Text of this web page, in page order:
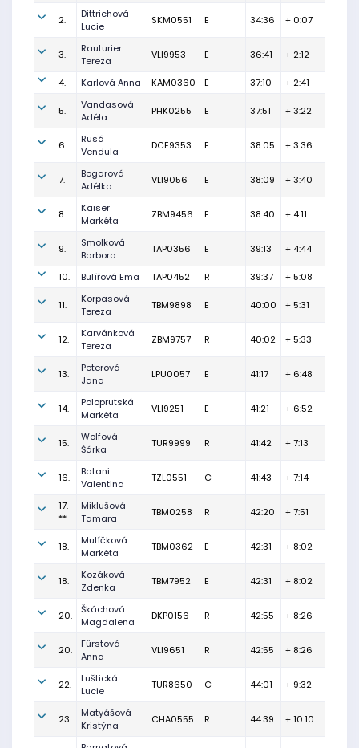
2.
Dittrichová
Lucie
SKM0551 E 34:36 + 0:07
3.
Rauturier
Tereza
VLI9953 E 36:41 + 2:12
4. Karlová Anna KAM0360 E 37:10 + 2:41
5.
Vandasová
Adéla
PHK0255 E 37:51 + 3:22
6.
Rusá
Vendula
DCE9353 E 38:05 + 3:36
7.
Bogarová
Adélka
VLI9056 E 38:09 + 3:40
8.
Kaiser
Markéta
ZBM9456 E 38:40 + 4:11
9.
Smolková
Barbora
TAP0356 E 39:13 + 4:44
10. Bulířová Ema TAP0452 R 39:37 + 5:08
11.
Korpasová
Tereza
TBM9898 E 40:00 + 5:31
12.
Karvánková
Tereza
ZBM9757 R 40:02 + 5:33
13.
Peterová
Jana
LPU0057 E 41:17 + 6:48
14.
Poloprutská
Markéta
VLI9251 E 41:21 + 6:52
15.
Wolfová
Šárka
TUR9999 R 41:42 + 7:13
16.
Batani
Valentina
TZL0551 C 41:43 + 7:14
17.
**
Miklušová
Tamara
TBM0258 R 42:20 + 7:51
18.
Mulíčková
Markéta
TBM0362 E 42:31 + 8:02
18.
Kozáková
Zdenka
TBM7952 E 42:31 + 8:02
20.
Škáchová
Magdalena
DKP0156 R 42:55 + 8:26
20.
Fürstová
Anna
VLI9651 R 42:55 + 8:26
22.
Luštická
Lucie
TUR8650 C 44:01 + 9:32
23.
Matyášová
Kristýna
CHA0555 R 44:39 + 10:10